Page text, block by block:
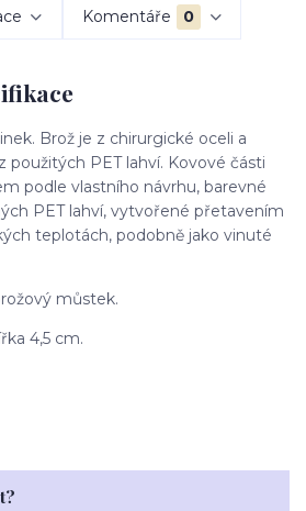
Komentáře 0
Brož je z chirurgické oceli a
použitých PET lahví. Kovové části
podle vlastního návrhu, barevné
PET lahví, vytvořené přetavením
teplotách, podobně jako vinuté
můstek.
4,5 cm.